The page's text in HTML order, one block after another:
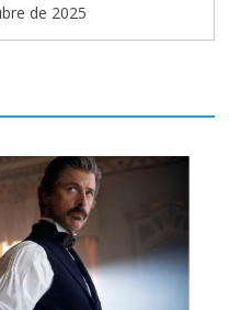
de 2025